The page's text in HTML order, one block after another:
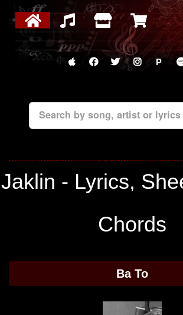
P
Search by song, artist or lyrics
Jaklin - Lyrics,
Chords
Ba To